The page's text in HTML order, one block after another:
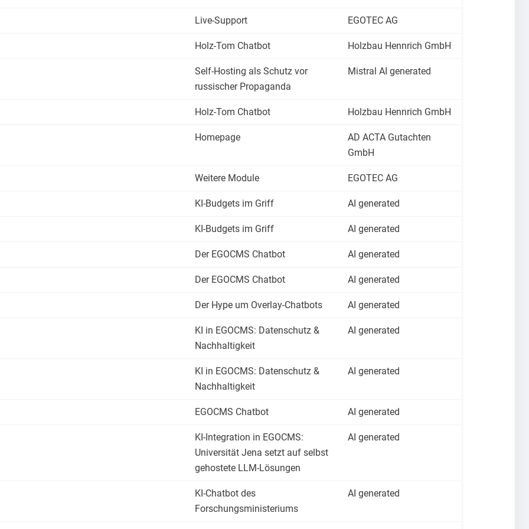
Live-Support EGOTEC AG
Holz-Tom Chatbot Holzbau Hennrich GmbH
Self-Hosting als Schutz vor
russischer Propaganda
Mistral AI generated
Holz-Tom Chatbot Holzbau Hennrich GmbH
Homepage
AD ACTA Gutachten
GmbH
Weitere Module EGOTEC AG
KI-Budgets im Griff AI generated
KI-Budgets im Griff AI generated
Der EGOCMS Chatbot AI generated
Der EGOCMS Chatbot AI generated
Der Hype um Overlay-Chatbots AI generated
KI in EGOCMS: Datenschutz &
Nachhaltigkeit
AI generated
KI in EGOCMS: Datenschutz &
Nachhaltigkeit
AI generated
EGOCMS Chatbot AI generated
KI-Integration in EGOCMS:
Universität Jena setzt auf selbst
gehostete LLM-Lösungen
AI generated
KI-Chatbot des
Forschungsministeriums
AI generated